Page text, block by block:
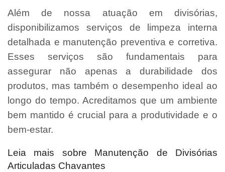
Além de nossa atuação em divisórias,
disponibilizamos serviços de limpeza interna
detalhada e manutenção preventiva e corretiva.
Esses serviços são fundamentais para
assegurar não apenas a durabilidade dos
produtos, mas também o desempenho ideal ao
longo do tempo. Acreditamos que um ambiente
bem mantido é crucial para a produtividade e o
bem-estar.
Leia mais sobre Manutenção de Divisórias
Articuladas Chavantes